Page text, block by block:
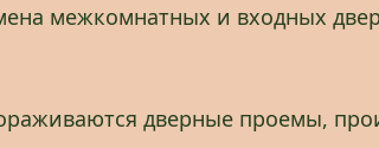
межкомнатных и входных
дверные проемы,